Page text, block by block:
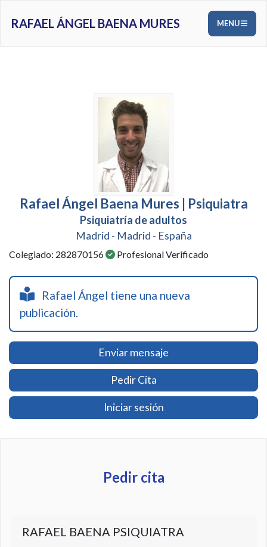
RAFAEL ÁNGEL BAENA MURES MENU
Rafael Ángel Baena Mures | Psiquiatra
Psiquiatría de adultos
Madrid - Madrid - España
Colegiado: 282870156 Profesional Verificado
Rafael Ángel tiene una nueva
publicación.
Enviar mensaje
Pedir Cita
Iniciar sesión
Pedir cita
RAFAEL BAENA PSIQUIATRA